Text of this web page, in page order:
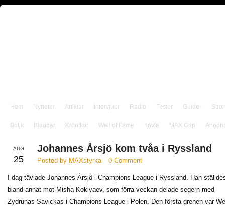
Hem Nyheter Artiklar Intervjuer Radio Tester Guider
Butik Bloggar Krönikor Wall of Fame Tävla MAX Grip
AUG
25
Johannes Årsjö kom tvåa i Ryssland
Posted by MAXstyrka 0 Comment
I dag tävlade Johannes Årsjö i Champions League i Ryssland. Han
bland annat mot Misha Koklyaev, som förra veckan delade segern med
Zydrunas Savickas i Champions League i Polen. Den första grenen var